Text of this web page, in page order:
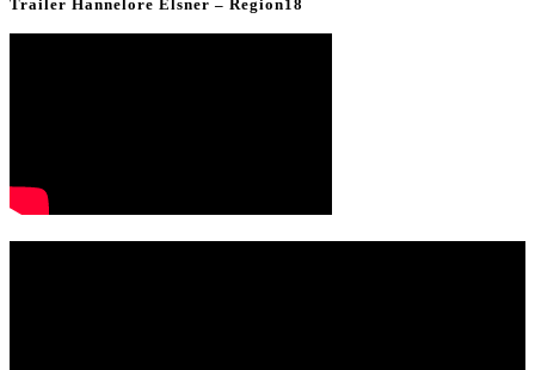
Trailer Hannelore Elsner – Region18